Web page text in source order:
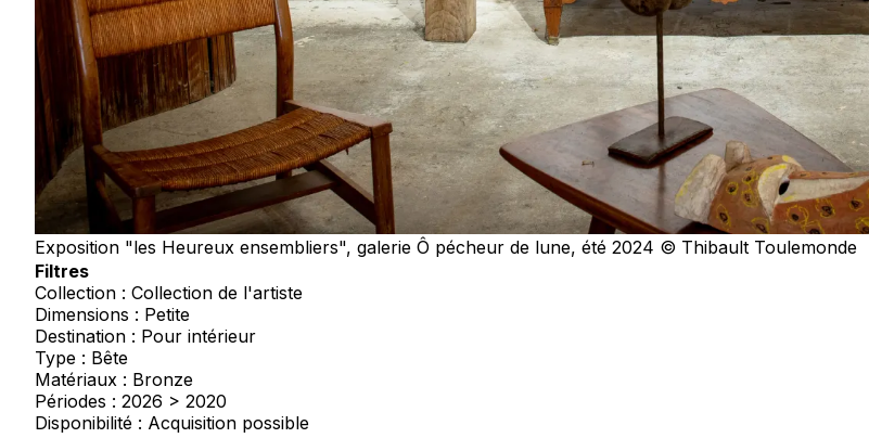
Exposition "les Heureux ensembliers", galerie Ô pécheur de lune, été 2024 © Thibault Toulemonde
Filtres
Collection : Collection de l'artiste
Dimensions : Petite
Destination : Pour intérieur
Type : Bête
Matériaux : Bronze
Périodes : 2026 > 2020
Disponibilité : Acquisition possible